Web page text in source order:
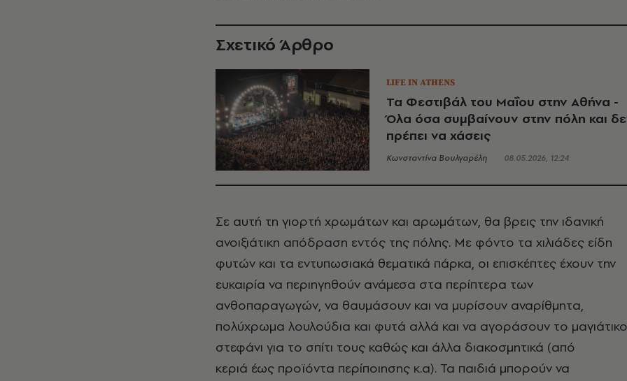
Σχετικό Άρθρο
LIFE IN ATHENS
Τα Φεστιβάλ του Μαΐου στην Αθήνα -
Όλα όσα συμβαίνουν στην πόλη και
πρέπει να χάσεις
Κωνσταντίνα Βουλγαρέλη 08.05.2026, 12:24
Σε αυτή τη γιορτή χρωμάτων και αρωμάτων, θα βρεις την ιδανική
ανοιξιάτικη απόδραση εντός της πόλης. Με φόντο τα χιλιάδες είδη
φυτών και τα εντυπωσιακά θεματικά πάρκα, οι επισκέπτες έχουν την
ευκαιρία να περιηγηθούν ανάμεσα στα περίπτερα των
ανθοπαραγωγών, να θαυμάσουν και να μυρίσουν αναρίθμητα,
πολύχρωμα λουλούδια και φυτά αλλά και να αγοράσουν το μαγιάτικο
στεφάνι για το σπίτι τους καθώς και άλλα διακοσμητικά (από
κεριά έως προϊόντα περίποιησης κ.α). Τα παιδιά μπορούν να